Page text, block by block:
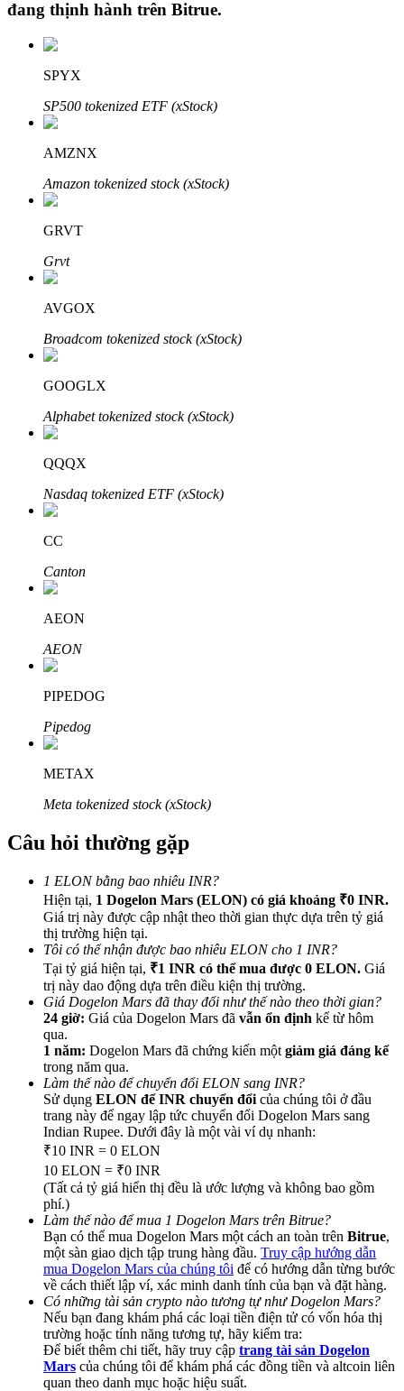
Đầu tư cố định và quản lý tài chính
Tận hưởng việc quản lý tài chính hiện tại và thu nhập lâu dài
Bitrue
Đối tác Bitrue
Đối tác Bitrue
Lên đến 65% hoa hồng!
Giới thiệu
Mời một người bạn để nhận phần thưởng tiền mặt
BTC Welcome Rewards
BTC Welcome Rewards
Deposit & Trade BTC to Share 25000 USDT prize pool!
Deposit CASHCAT & Win
Share 500000 CASHCAT prize pool
đang thịnh hành trên Bitrue.
SPYX
SP500 tokenized ETF (xStock)
AMZNX
Amazon tokenized stock (xStock)
GRVT
Grvt
AVGOX
Broadcom tokenized stock (xStock)
GOOGLX
Alphabet tokenized stock (xStock)
QQQX
Nasdaq tokenized ETF (xStock)
CC
Canton
AEON
AEON
PIPEDOG
Pipedog
METAX
Meta tokenized stock (xStock)
Câu hỏi thường gặp
1 ELON bằng bao nhiêu INR?
Hiện tại, 1 Dogelon Mars (ELON) có giá khoảng ₹0 INR.
Giá trị này được cập nhật theo thời gian thực dựa trên tỷ giá
thị trường hiện tại.
Tôi có thể nhận được bao nhiêu ELON cho 1 INR?
Tại tỷ giá hiện tại, ₹1 INR có thể mua được 0 ELON. Giá
trị này dao động dựa trên điều kiện thị trường.
Giá Dogelon Mars đã thay đổi như thế nào theo thời gian?
24 giờ: Giá của Dogelon Mars đã vẫn ổn định kể từ hôm
qua.
1 năm: Dogelon Mars đã chứng kiến một giảm giá đáng kể
trong năm qua.
Làm thế nào để chuyển đổi ELON sang INR?
Sử dụng ELON để INR chuyển đổi của chúng tôi ở đầu
trang này để ngay lập tức chuyển đổi Dogelon Mars sang
Indian Rupee. Dưới đây là một vài ví dụ nhanh:
₹10 INR = 0 ELON
10 ELON = ₹0 INR
(Tất cả tỷ giá hiển thị đều là ước lượng và không bao gồm
phí.)
Làm thế nào để mua 1 Dogelon Mars trên Bitrue?
Bạn có thể mua Dogelon Mars một cách an toàn trên Bitrue,
một sàn giao dịch tập trung hàng đầu. Truy cập hướng dẫn
mua Dogelon Mars của chúng tôi để có hướng dẫn từng bước
về cách thiết lập ví, xác minh danh tính của bạn và đặt hàng.
Có những tài sản crypto nào tương tự như Dogelon Mars?
Nếu bạn đang khám phá các loại tiền điện tử có vốn hóa thị
trường hoặc tính năng tương tự, hãy kiểm tra:
Để biết thêm chi tiết, hãy truy cập trang tài sản Dogelon
Mars của chúng tôi để khám phá các đồng tiền và altcoin liên
quan theo danh mục hoặc hiệu suất.